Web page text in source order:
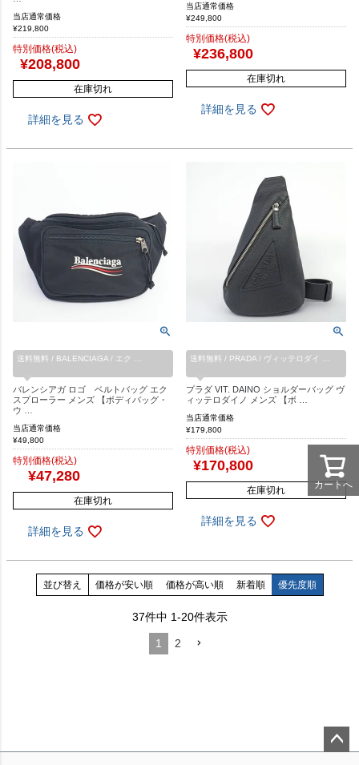
当店通常価格
¥219,800
特別価格(税込)
¥208,800
在庫切れ
詳細を見る
当店通常価格
¥249,800
特別価格(税込)
¥236,800
在庫切れ
詳細を見る
送料無料 / BALENCIAGA / エク …
バレンシアガ ロゴ ベルトバッグ エク
スプローラー メンズ 【ボディバッグ・
ウ …
当店通常価格
¥49,800
特別価格(税込)
¥47,280
在庫切れ
詳細を見る
送料無料 / PRADA / ヴィッテロダイ …
プラダ VIT. DAINO ショルダーバッグ ヴ
ィッテロダイノ メンズ 【ボ …
当店通常価格
¥179,800
特別価格(税込)
¥170,800
在庫切れ
詳細を見る
並び替え 価格が安い順 価格が高い順 新着順 優先度順
37件中 1-20件表示
1 2
カートへ